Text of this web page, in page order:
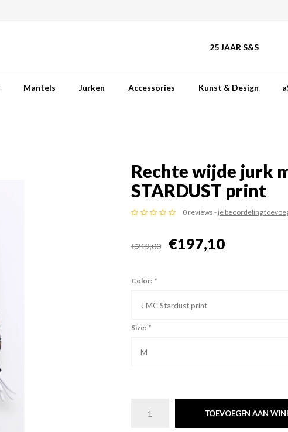
25 JAAR S&S
Mantels Jurken Accessories Kunst & Design
Rechte wijde jurk
STARDUST print
0 reviews - je beoordeling
€219,00 €197,10
Color: *
J MC Stardust print
Size: *
M
TOEVOEGEN AAN